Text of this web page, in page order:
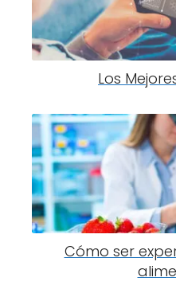
Los
Cómo ser